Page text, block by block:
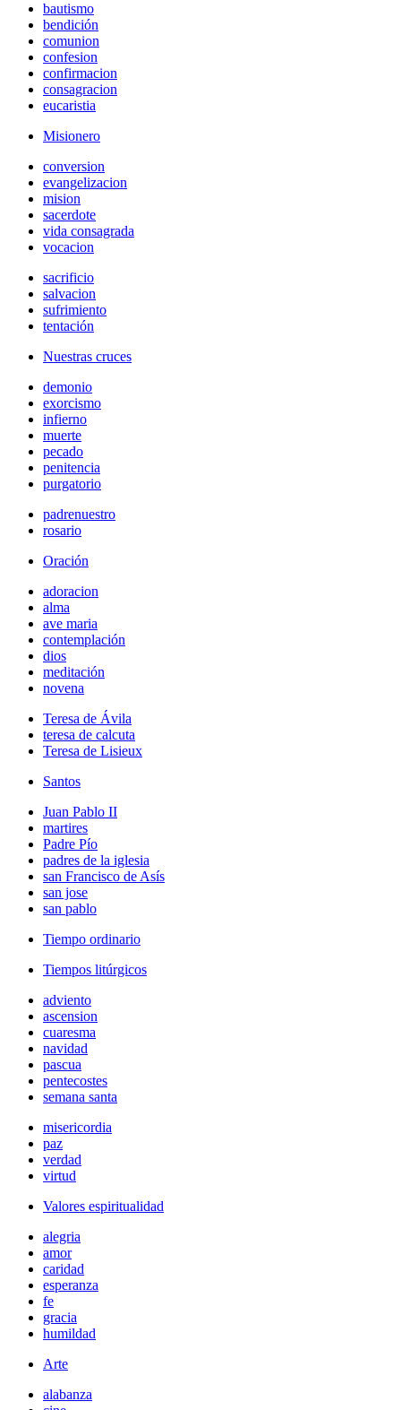
bautismo
bendición
comunion
confesion
confirmacion
consagracion
eucaristia
Misionero
conversion
evangelizacion
mision
sacerdote
vida consagrada
vocacion
sacrificio
salvacion
sufrimiento
tentación
Nuestras cruces
demonio
exorcismo
infierno
muerte
pecado
penitencia
purgatorio
padrenuestro
rosario
Oración
adoracion
alma
ave maria
contemplación
dios
meditación
novena
Teresa de Ávila
teresa de calcuta
Teresa de Lisieux
Santos
Juan Pablo II
martires
Padre Pío
padres de la iglesia
san Francisco de Asís
san jose
san pablo
Tiempo ordinario
Tiempos litúrgicos
adviento
ascension
cuaresma
navidad
pascua
pentecostes
semana santa
misericordia
paz
verdad
virtud
Valores espiritualidad
alegria
amor
caridad
esperanza
fe
gracia
humildad
Arte
alabanza